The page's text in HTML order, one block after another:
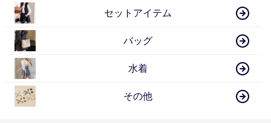
セットアイテム
バッグ
水着
その他